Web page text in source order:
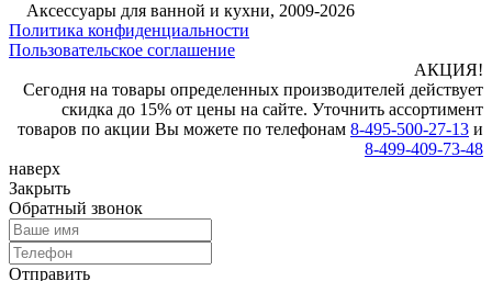
Аксессуары для ванной и кухни, 2009-2026
Политика конфиденциальности
Пользовательское соглашение
АКЦИЯ!
Сегодня на товары определенных производителей действует
скидка до 15% от цены на сайте. Уточнить ассортимент
товаров по акции Вы можете по телефонам 8-495-500-27-13 и
8-499-409-73-48
наверх
Закрыть
Обратный звонок
Отправить